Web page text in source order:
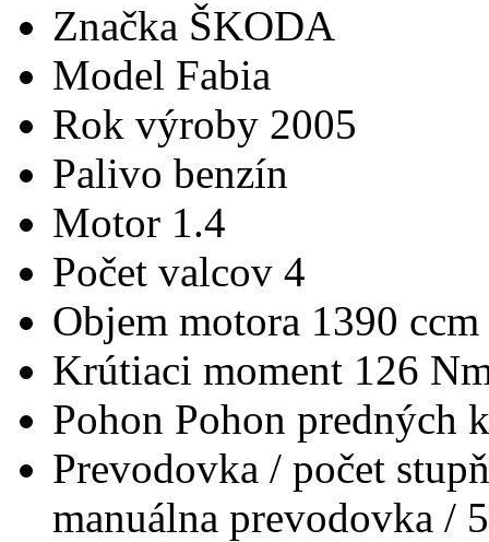
Značka ŠKODA
Model Fabia
Rok výroby 2005
Palivo benzín
Motor 1.4
Počet valcov 4
Objem motora 1390 ccm
Krútiaci moment 126
Pohon Pohon predných
Prevodovka / počet
manuálna prevodovka / 5